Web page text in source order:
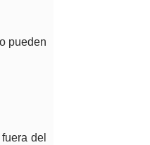
pueden
del